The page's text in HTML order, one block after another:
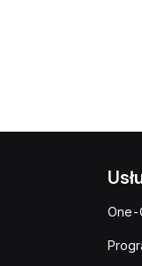
One-